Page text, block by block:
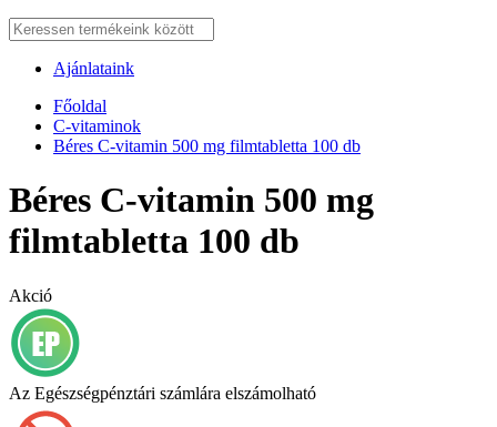
Ajánlataink
Főoldal
C-vitaminok
Béres C-vitamin 500 mg filmtabletta 100 db
Béres C-vitamin 500 mg
filmtabletta 100 db
Akció
Az Egészségpénztári számlára elszámolható